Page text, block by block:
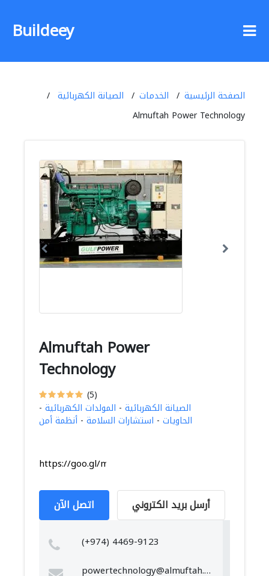
Buildeey
الصفحة الرئيسية الخدمات
الصيانة الكهربائية
Almuftah Power Technology
Almuftah Power
Technology
(5)
الصيانة الكهربائية - المولدات الكهربائية -
الحاويات - استشارات السلامة - أنظمة أمن
https://goo.gl/maps/GQ5W16kFd1hzz4Dv9
اتصل الآن أرسل بريد الكتروني
(+974) 4469-9123
powertechnology@almuftah.com